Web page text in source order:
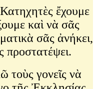
Κατηχητὲς ἔχουμε
καὶ νὰ σᾶς
σᾶς ἀνήκει,
προστατέψει.
τοὺς γονεῖς νὰ